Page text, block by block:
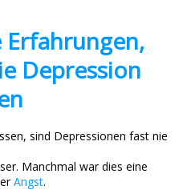
Erfahrungen,
Depression
sind Depressionen fast nie
Manchmal war dies eine
Angst.